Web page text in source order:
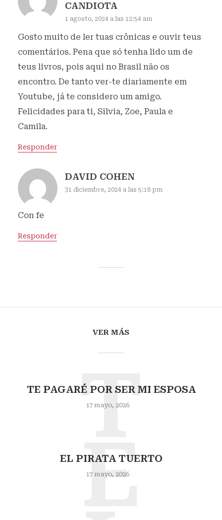
CANDIOTA
1 agosto, 2024 a las 12:54 am
Gosto muito de ler tuas crônicas e ouvir teus
comentários. Pena que só tenha lido um de
teus livros, pois aqui no Brasil não os
encontro. De tanto ver-te diariamente em
Youtube, já te considero um amigo.
Felicidades para ti, Silvia, Zoe, Paula e
Camila.
Responder
DAVID COHEN
31 diciembre, 2024 a las 5:18 pm
Con fe
Responder
VER MÁS
TE PAGARÉ POR SER MI ESPOSA
17 mayo, 2026
T
EL PIRATA TUERTO
17 mayo, 2026
E